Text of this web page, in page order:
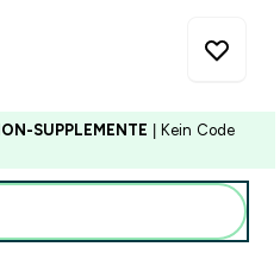
SUPPLEMENTE | Kein Code